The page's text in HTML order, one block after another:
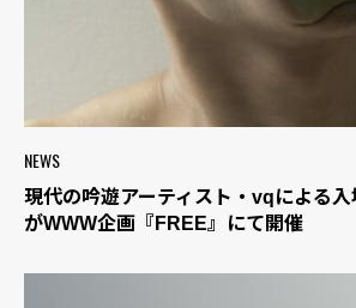
NEWS
現代の吟遊アーティスト・vqによる
がWWW企画『FREE』にて開催